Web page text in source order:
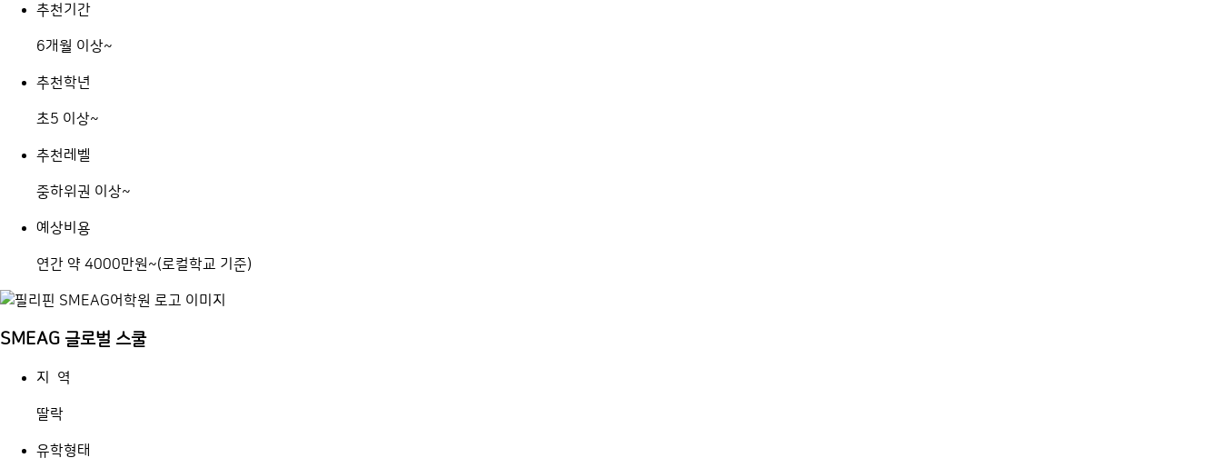
추천기간
6개월 이상~
추천학년
초5 이상~
추천레벨
중하위권 이상~
예상비용
연간 약 4000만원~(로컬학교 기준)
SMEAG 글로벌 스쿨
지 역
딸락
유학형태